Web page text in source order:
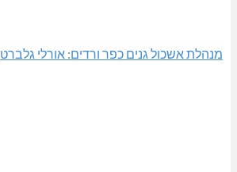
מנהלת אשכול גנים כפר ורדים: אורלי גלברט